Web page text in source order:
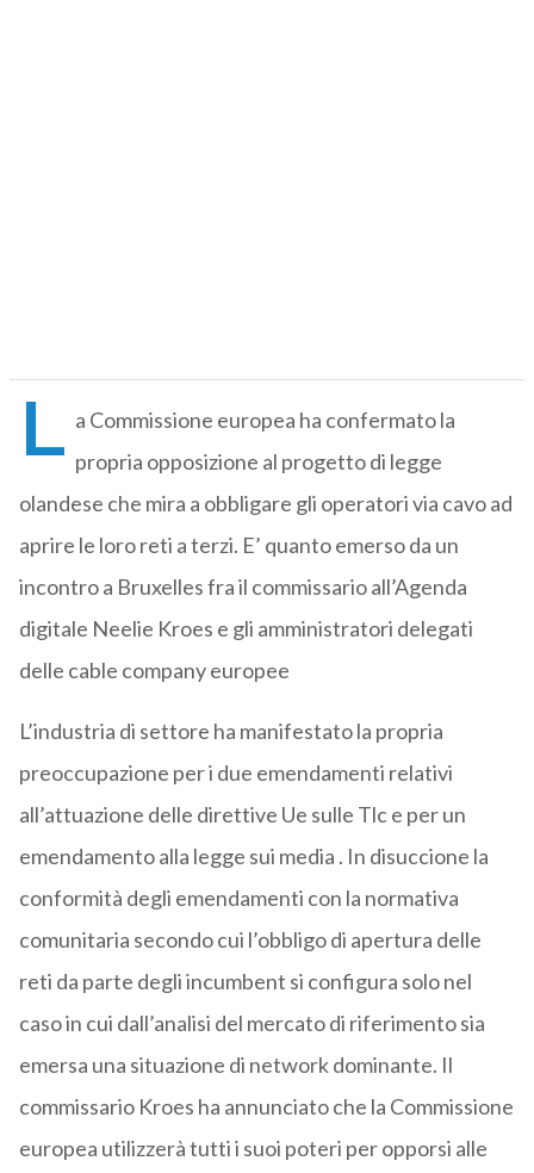
L a Commissione europea ha confermato la
propria opposizione al progetto di legge
olandese che mira a obbligare gli operatori via cavo ad
aprire le loro reti a terzi. E’ quanto emerso da un
incontro a Bruxelles fra il commissario all’Agenda
digitale Neelie Kroes e gli amministratori delegati
delle cable company europee
L’industria di settore ha manifestato la propria
preoccupazione per i due emendamenti relativi
all’attuazione delle direttive Ue sulle Tlc e per un
emendamento alla legge sui media . In disuccione la
conformità degli emendamenti con la normativa
comunitaria secondo cui l’obbligo di apertura delle
reti da parte degli incumbent si configura solo nel
caso in cui dall’analisi del mercato di riferimento sia
emersa una situazione di network dominante. Il
commissario Kroes ha annunciato che la Commissione
europea utilizzerà tutti i suoi poteri per opporsi alle